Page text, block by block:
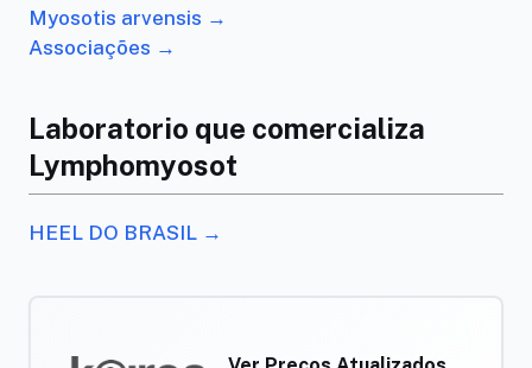
Myosotis arvensis →
Associações →
Laboratorio que comercializa
Lymphomyosot
HEEL DO BRASIL →